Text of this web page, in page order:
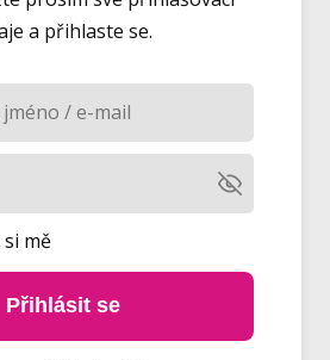
a přihlaste se.
mě
Přihlásit se